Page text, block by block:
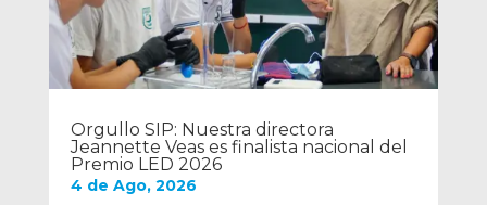
Orgullo SIP: Nuestra directora
Jeannette Veas es finalista nacional del
Premio LED 2026
4 de Ago, 2026